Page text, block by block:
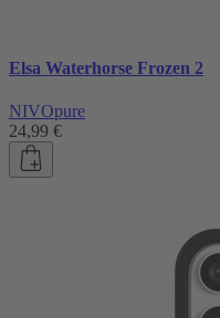
Elsa Waterhorse Frozen 2
NIVOpure
24,99 €